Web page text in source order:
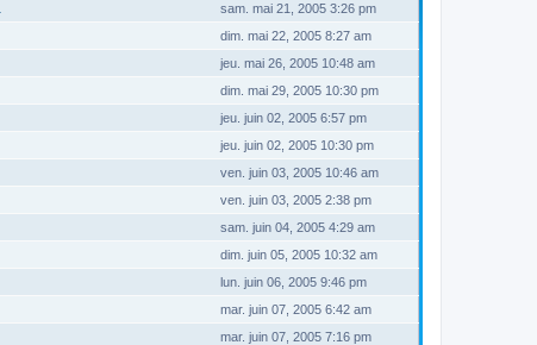
sam. mai 21, 2005 3:26 pm
dim. mai 22, 2005 8:27 am
jeu. mai 26, 2005 10:48 am
dim. mai 29, 2005 10:30 pm
jeu. juin 02, 2005 6:57 pm
jeu. juin 02, 2005 10:30 pm
ven. juin 03, 2005 10:46 am
ven. juin 03, 2005 2:38 pm
sam. juin 04, 2005 4:29 am
dim. juin 05, 2005 10:32 am
lun. juin 06, 2005 9:46 pm
mar. juin 07, 2005 6:42 am
mar. juin 07, 2005 7:16 pm